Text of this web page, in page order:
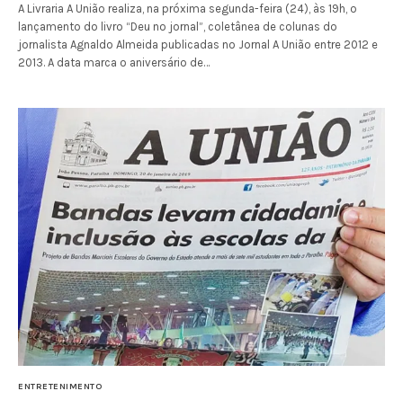
A Livraria A União realiza, na próxima segunda-feira (24), às 19h, o
lançamento do livro “Deu no jornal”, coletânea de colunas do
jornalista Agnaldo Almeida publicadas no Jornal A União entre 2012 e
2013. A data marca o aniversário de…
ENTRETENIMENTO